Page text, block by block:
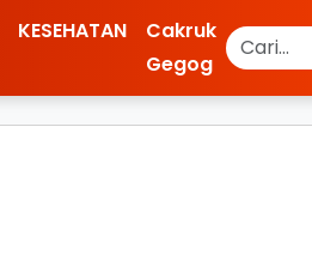
KESEHATAN
Cakruk
Gegog